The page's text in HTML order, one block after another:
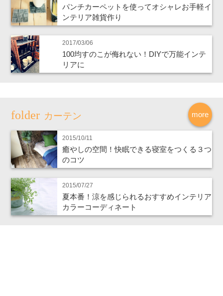
パンチカーペットを使ってオシャレお手軽イ
ンテリア雑貨作り
2017/03/06
100均すのこが侮れない！DIYで万能インテ
リアに
more
カーテン
2015/10/11
癒やしの空間！快眠できる寝室をつくる３つ
のコツ
2015/07/27
夏本番！涼を感じられるおすすめインテリア
カラーコーディネート